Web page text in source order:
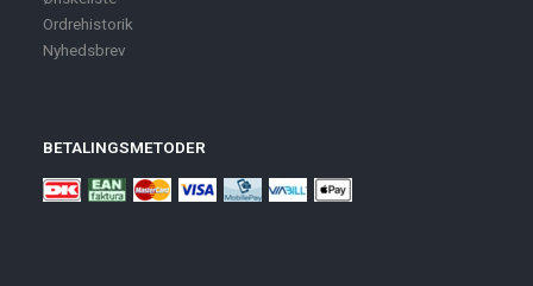
Ordrehistorik
Nyhedsbrev
BETALINGSMETODER